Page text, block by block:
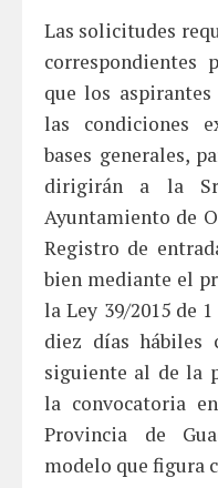
Las solicitudes
correspondientes
que los
las condiciones
bases generales,
dirigirán a la Sr.
Ayuntamiento de
Registro de
bien mediante el
la Ley 39/2015 de
diez días hábiles
siguiente al de la
la convocatoria
Provincia de
modelo que figura